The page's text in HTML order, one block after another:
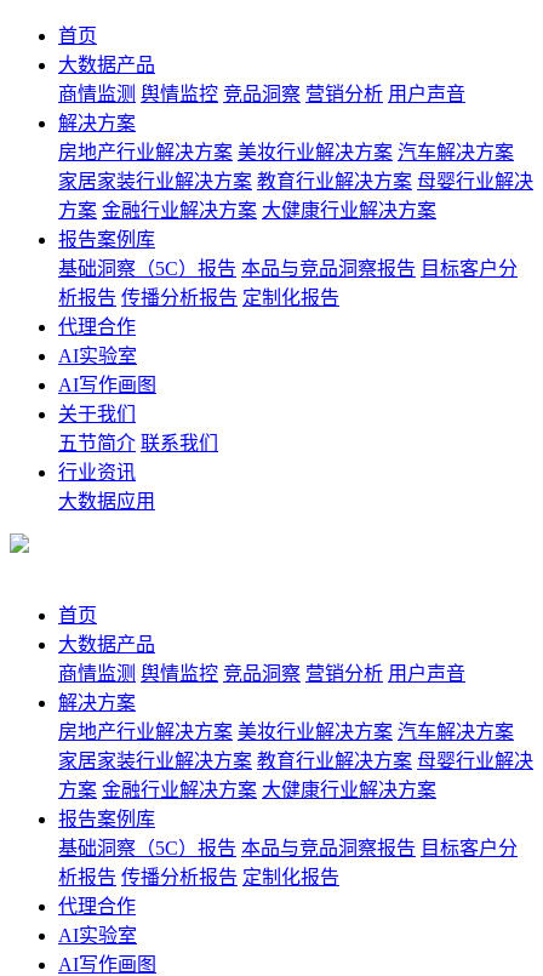
首页
大数据产品
商情监测 舆情监控 竞品洞察 营销分析 用户声音
解决方案
房地产行业解决方案 美妆行业解决方案 汽车解决方案
家居家装行业解决方案 教育行业解决方案 母婴行业解决
方案 金融行业解决方案 大健康行业解决方案
报告案例库
基础洞察（5C）报告 本品与竞品洞察报告 目标客户分
析报告 传播分析报告 定制化报告
代理合作
AI实验室
AI写作画图
关于我们
五节简介 联系我们
行业资讯
大数据应用
首页
大数据产品
商情监测 舆情监控 竞品洞察 营销分析 用户声音
解决方案
房地产行业解决方案 美妆行业解决方案 汽车解决方案
家居家装行业解决方案 教育行业解决方案 母婴行业解决
方案 金融行业解决方案 大健康行业解决方案
报告案例库
基础洞察（5C）报告 本品与竞品洞察报告 目标客户分
析报告 传播分析报告 定制化报告
代理合作
AI实验室
AI写作画图